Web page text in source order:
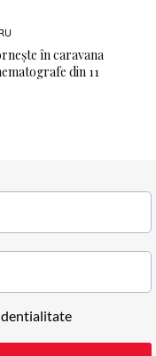
în caravana
din 11